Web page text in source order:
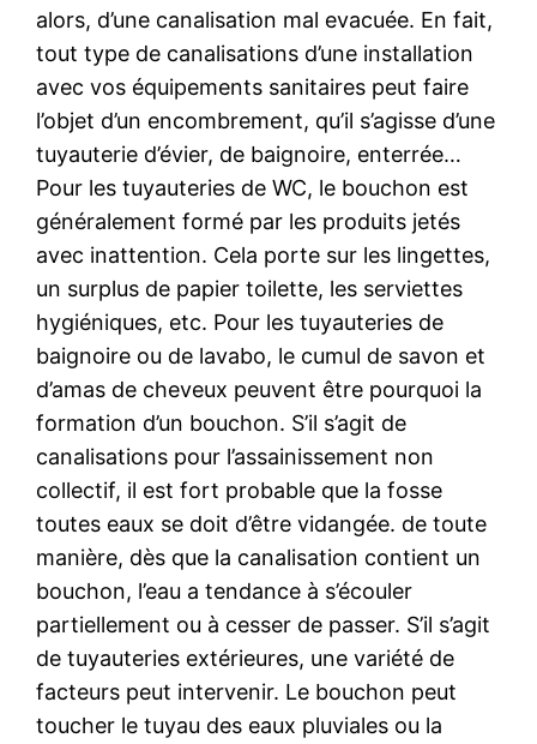
alors, d’une canalisation mal evacuée. En fait,
tout type de canalisations d’une installation
avec vos équipements sanitaires peut faire
l’objet d’un encombrement, qu’il s’agisse d’une
tuyauterie d’évier, de baignoire, enterrée…
Pour les tuyauteries de WC, le bouchon est
généralement formé par les produits jetés
avec inattention. Cela porte sur les lingettes,
un surplus de papier toilette, les serviettes
hygiéniques, etc. Pour les tuyauteries de
baignoire ou de lavabo, le cumul de savon et
d’amas de cheveux peuvent être pourquoi la
formation d’un bouchon. S’il s’agit de
canalisations pour l’assainissement non
collectif, il est fort probable que la fosse
toutes eaux se doit d’être vidangée. de toute
manière, dès que la canalisation contient un
bouchon, l’eau a tendance à s’écouler
partiellement ou à cesser de passer. S’il s’agit
de tuyauteries extérieures, une variété de
facteurs peut intervenir. Le bouchon peut
toucher le tuyau des eaux pluviales ou la